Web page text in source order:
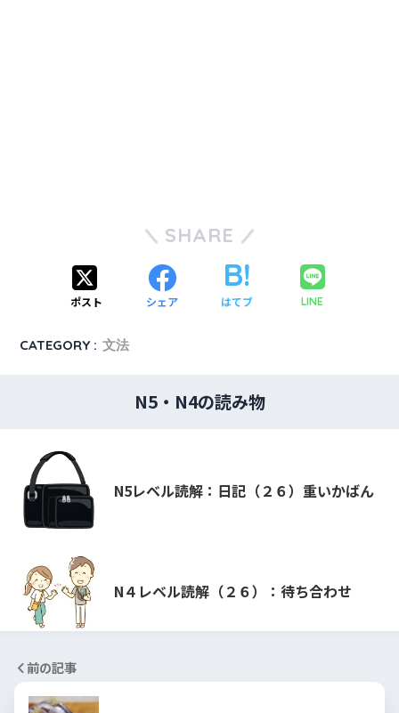
SHARE
ポスト シェア はてブ LINE
CATEGORY : 文法
N5・N4の読み物
N5レベル読解：日記（２６）重いかばん
N４レベル読解（２６）：待ち合わせ
前の記事